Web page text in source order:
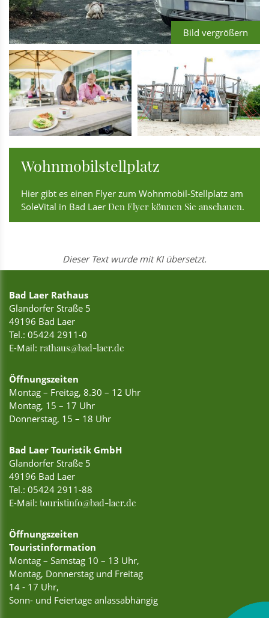
Bild vergrößern
Wohnmobilstellplatz
Hier gibt es einen Flyer zum Wohnmobil-Stellplatz am
SoleVital in Bad Laer Den Flyer können Sie anschauen.
Dieser Text wurde mit KI übersetzt.
Bad Laer Rathaus
Glandorfer Straße 5
49196 Bad Laer
Tel.: 05424 2911-0
E-Mail: rathaus@bad-laer.de
Öffnungszeiten
Montag – Freitag, 8.30 – 12 Uhr
Montag, 15 – 17 Uhr
Donnerstag, 15 – 18 Uhr
Bad Laer Touristik GmbH
Glandorfer Straße 5
49196 Bad Laer
Tel.: 05424 2911-88
E-Mail: touristinfo@bad-laer.de
Öffnungszeiten
Touristinformation
Montag – Samstag 10 – 13 Uhr,
Montag, Donnerstag und Freitag
14 - 17 Uhr,
Sonn- und Feiertage anlassabhängig